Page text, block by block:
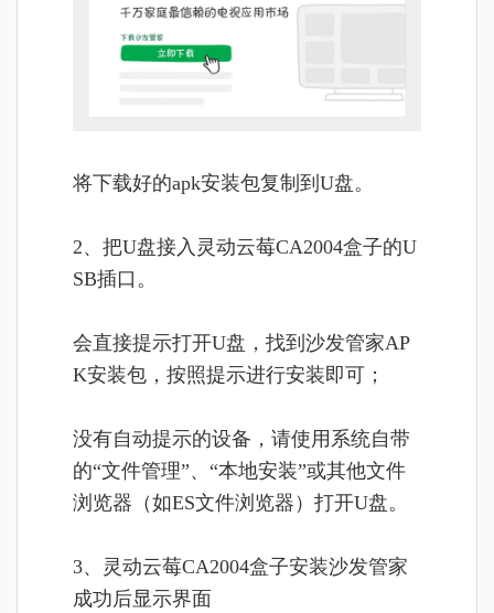
将下载好的apk安装包复制到U盘。
2、把U盘接入灵动云莓CA2004盒子的U
SB插口。
会直接提示打开U盘，找到沙发管家AP
K安装包，按照提示进行安装即可；
没有自动提示的设备，请使用系统自带
的“文件管理”、“本地安装”或其他文件
浏览器（如ES文件浏览器）打开U盘。
3、灵动云莓CA2004盒子安装沙发管家
成功后显示界面